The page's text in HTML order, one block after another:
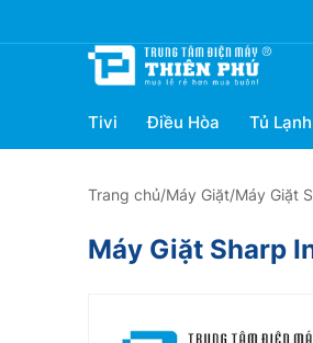
Tivi Điều Hòa Tủ Lạnh
Trang chủ/Máy Giặt/Máy Giặt
Máy Giặt Sharp